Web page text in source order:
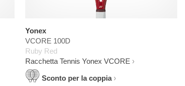
Yonex
VCORE 100D
Ruby Red
Racchetta Tennis Yonex VCORE
Sconto per la coppia